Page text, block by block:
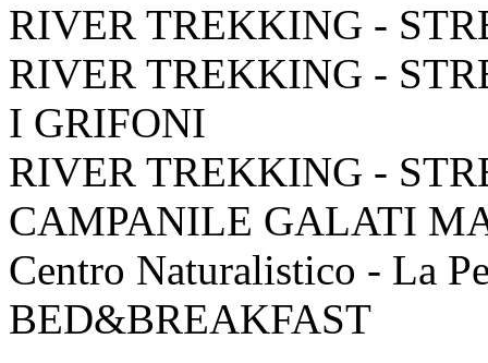
RIVER TREKKING -
RIVER TREKKING -
I GRIFONI
RIVER TREKKING -
CAMPANILE GALATI
Centro Naturalistico - La
BED&BREAKFAST